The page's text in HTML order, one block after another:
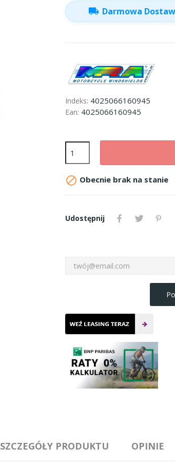
local_shipping Darmowa
Indeks: 4025066160945
Ean: 4025066160945
 Obecnie brak na stanie
Udostępnij
SZCZEGÓŁY PRODUKTU OPINIE